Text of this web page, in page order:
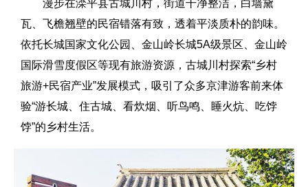
漫步在滦平县古城川村，街道干净整洁，白墙黛
瓦、飞檐翘壁的民宿错落有致，透着平淡质朴的韵味。
依托长城国家文化公园、金山岭长城5A级景区、金山岭
国际滑雪度假区等现有旅游资源，古城川村探索“乡村
旅游+民宿产业”发展模式，吸引了众多京津游客前来体
验“游长城、住古城、看炊烟、听鸟鸣、睡火炕、吃饽
饽”的乡村生活。